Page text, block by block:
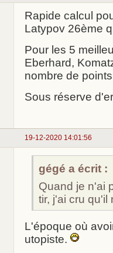
Rapide calcul
Latypov 26ème
Pour les 5
Eberhard,
nombre de
Sous réserve
19-12-2020 14:01:56
gégé a écrit :
Quand je n'ai
tir, j'ai cru qu'il
L'époque où
utopiste.